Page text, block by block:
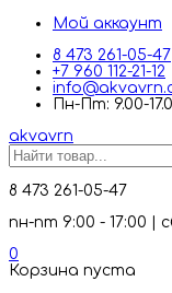
Мой аккаунт
8 473 261-05-47
+7 960 112-21-12
Пн-Пт: 9.00-
akvavrn
8 473 261-05-47
пн-пт 9:00 - 17:00 |
0
Корзина пуста